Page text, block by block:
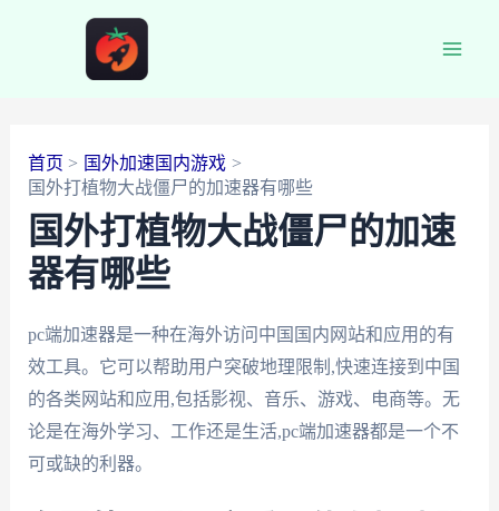
首页
国外加速国内游戏
国外打植物大战僵尸的加速器有哪些
国外打植物大战僵尸的加速
器有哪些
pc端加速器是一种在海外访问中国国内网站和应用的有
效工具。它可以帮助用户突破地理限制,快速连接到中国
的各类网站和应用,包括影视、音乐、游戏、电商等。无
论是在海外学习、工作还是生活,pc端加速器都是一个不
可或缺的利器。